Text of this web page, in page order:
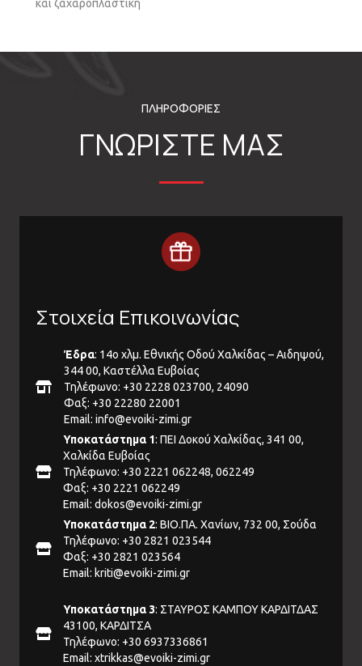
και ζαχαροπλαστική
ΠΛΗΡΟΦΟΡΙΕΣ
ΓΝΩΡΙΣΤΕ ΜΑΣ
Στοιχεία Επικοινωνίας
Έδρα: 14ο χλμ. Εθνικής Οδού Χαλκίδας – Αιδηψού,
344 00, Καστέλλα Ευβοίας
Τηλέφωνο: +30 2228 023700, 24090
Φαξ: +30 22280 22001
Email: info@evoiki-zimi.gr
Υποκατάστημα 1: ΠΕΙ Δοκού Χαλκίδας, 341 00,
Χαλκίδα Ευβοίας
Τηλέφωνο: +30 2221 062248, 062249
Φαξ: +30 2221 062249
Email: dokos@evoiki-zimi.gr
Υποκατάστημα 2: ΒΙΟ.ΠΑ. Χανίων, 732 00, Σούδα
Τηλέφωνο: +30 2821 023544
Φαξ: +30 2821 023564
Email: kriti@evoiki-zimi.gr
Υποκατάστημα 3: ΣΤΑΥΡΟΣ ΚΑΜΠΟΥ ΚΑΡΔΙΤΔΑΣ
43100, ΚΑΡΔΙΤΣΑ
Τηλέφωνο: +30 6937336861
Email: xtrikkas@evoiki-zimi.gr